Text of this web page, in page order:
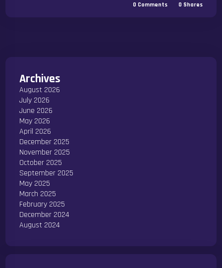
0 Comments 0 Shares
Archives
August 2026
July 2026
June 2026
May 2026
April 2026
December 2025
November 2025
October 2025
September 2025
May 2025
March 2025
February 2025
December 2024
August 2024